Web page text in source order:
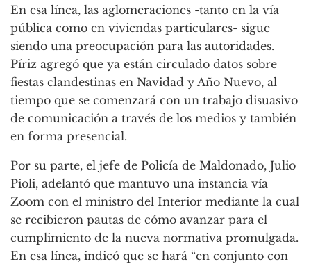
En esa línea, las aglomeraciones -tanto en la vía
pública como en viviendas particulares- sigue
siendo una preocupación para las autoridades.
Píriz agregó que ya están circulado datos sobre
fiestas clandestinas en Navidad y Año Nuevo, al
tiempo que se comenzará con un trabajo disuasivo
de comunicación a través de los medios y también
en forma presencial.
Por su parte, el jefe de Policía de Maldonado, Julio
Pioli, adelantó que mantuvo una instancia vía
Zoom con el ministro del Interior mediante la cual
se recibieron pautas de cómo avanzar para el
cumplimiento de la nueva normativa promulgada.
En esa línea, indicó que se hará “en conjunto con